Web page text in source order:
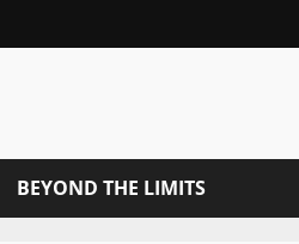
BEYOND THE LIMITS